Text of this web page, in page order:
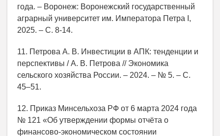
года. – Воронеж: Воронежский государственный
аграрный университет им. Императора Петра I,
2025. – С. 8-14.
11. Петрова А. В. Инвестиции в АПК: тенденции и
перспективы / А. В. Петрова // Экономика
сельского хозяйства России. – 2024. – № 5. – С.
45–51.
12. Приказ Минсельхоза РФ от 6 марта 2024 года
№ 121 «Об утверждении формы отчёта о
финансово‑экономическом состоянии